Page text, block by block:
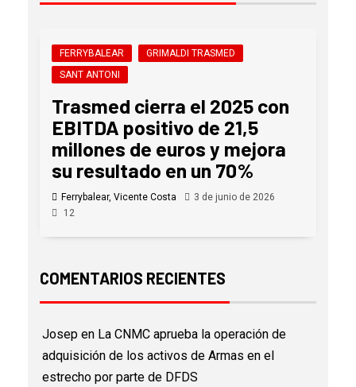
FERRYBALEAR
GRIMALDI TRASMED
SANT ANTONI
Trasmed cierra el 2025 con
EBITDA positivo de 21,5
millones de euros y mejora
su resultado en un 70%
Ferrybalear, Vicente Costa
3 de junio de 2026
12
COMENTARIOS RECIENTES
Josep en La CNMC aprueba la operación de
adquisición de los activos de Armas en el
estrecho por parte de DFDS